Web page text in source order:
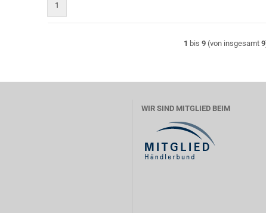
1
1 bis 9(von insgesamt 9
WIR SIND MITGLIED BEIM